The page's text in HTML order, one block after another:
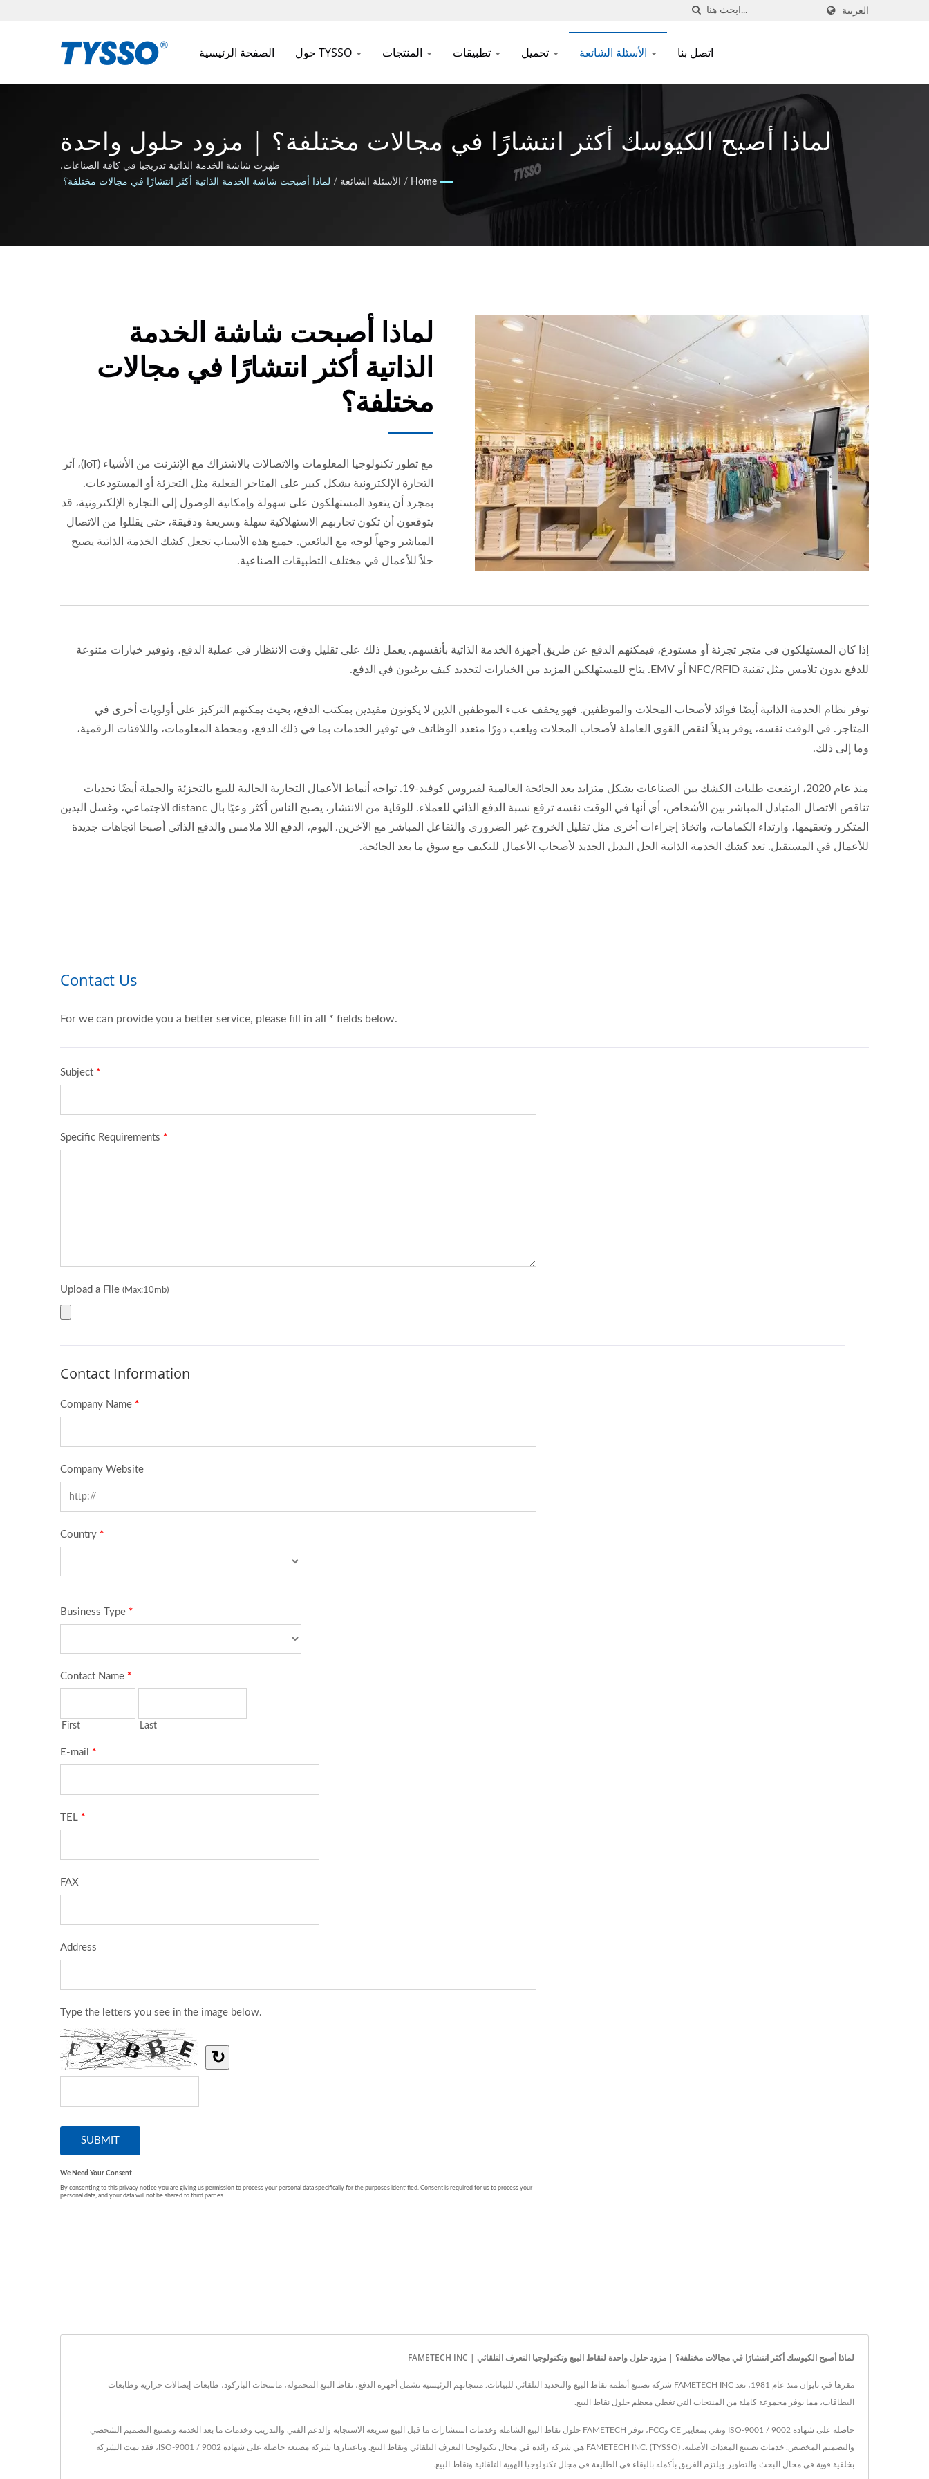
العربية
الصفحة الرئيسية حول TYSSO اتصل بنا
لماذا أصبح الكيوسك أكثر انتشارًا في مجالات مختلفة؟ | مزود حلول واحدة
لنقاط البيع وتكنولوجيا التعرف التلقائي | FAMETECH INCظهرت شاشة الخدمة الذاتية تدريجيا في كافة الصناعات.
Home
/ الأسئلة الشائعة / لماذا أصبحت شاشة الخدمة الذاتية أكثر انتشارًا في مجالات مختلفة؟
لماذا أصبحت شاشة الخدمة
الذاتية أكثر انتشارًا في مجالات
مختلفة؟
مع تطور تكنولوجيا المعلومات والاتصالات بالاشتراك مع الإنترنت من الأشياء (IoT)، أثر
التجارة الإلكترونية بشكل كبير على المتاجر الفعلية مثل التجزئة أو المستودعات.
بمجرد أن يتعود المستهلكون على سهولة وإمكانية الوصول إلى التجارة الإلكترونية، قد
يتوقعون أن تكون تجاربهم الاستهلاكية سهلة وسريعة ودقيقة، حتى يقللوا من الاتصال
المباشر وجهاً لوجه مع البائعين. جميع هذه الأسباب تجعل كشك الخدمة الذاتية يصبح
حلاً للأعمال في مختلف التطبيقات الصناعية.
إذا كان المستهلكون في متجر تجزئة أو مستودع، فيمكنهم الدفع عن طريق أجهزة الخدمة الذاتية بأنفسهم. يعمل ذلك على تقليل وقت الانتظار في عملية الدفع، وتوفير خيارات متنوعة
للدفع بدون تلامس مثل تقنية NFC/RFID أو EMV. يتاح للمستهلكين المزيد من الخيارات لتحديد كيف يرغبون في الدفع.
توفر نظام الخدمة الذاتية أيضًا فوائد لأصحاب المحلات والموظفين. فهو يخفف عبء الموظفين الذين لا يكونون مقيدين بمكتب الدفع، بحيث يمكنهم التركيز على أولويات أخرى في
المتاجر. في الوقت نفسه، يوفر بديلاً لنقص القوى العاملة لأصحاب المحلات ويلعب دورًا متعدد الوظائف في توفير الخدمات بما في ذلك الدفع، ومحطة المعلومات، واللافتات الرقمية،
وما إلى ذلك.
منذ عام 2020، ارتفعت طلبات الكشك بين الصناعات بشكل متزايد بعد الجائحة العالمية لفيروس كوفيد-19. تواجه أنماط الأعمال التجارية الحالية للبيع بالتجزئة والجملة أيضًا تحديات
تناقص الاتصال المتبادل المباشر بين الأشخاص، أي أنها في الوقت نفسه ترفع نسبة الدفع الذاتي للعملاء. للوقاية من الانتشار، يصبح الناس أكثر وعيًا بال distanc الاجتماعي، وغسل اليدين
المتكرر وتعقيمها، وارتداء الكمامات، واتخاذ إجراءات أخرى مثل تقليل الخروج غير الضروري والتفاعل المباشر مع الآخرين. اليوم، الدفع اللا ملامس والدفع الذاتي أصبحا اتجاهات جديدة
للأعمال في المستقبل. تعد كشك الخدمة الذاتية الحل البديل الجديد لأصحاب الأعمال للتكيف مع سوق ما بعد الجائحة.
لماذا أصبح الكيوسك أكثر انتشارًا في مجالات مختلفة؟ | مزود حلول واحدة لنقاط البيع وتكنولوجيا التعرف التلقائي | FAMETECH INC
مقرها في تايوان منذ عام 1981، تعد FAMETECH INC شركة تصنيع أنظمة نقاط البيع والتحديد التلقائي للبيانات. منتجاتهم الرئيسية تشمل أجهزة الدفع، نقاط البيع المحمولة، ماسحات الباركود، طابعات إيصالات حرارية وطابعات
البطاقات، مما يوفر مجموعة كاملة من المنتجات التي تغطي معظم حلول نقاط البيع.
حاصلة على شهادة ISO-9001 / 9002 وتفي بمعايير CE وFCC، توفر FAMETECH حلول نقاط البيع الشاملة وخدمات استشارات ما قبل البيع سريعة الاستجابة والدعم الفني والتدريب وخدمات ما بعد الخدمة وتصنيع التصميم الشخصي
والتصميم المخصص. خدمات تصنيع المعدات الأصلية. FAMETECH INC. (TYSSO) هي شركة رائدة في مجال تكنولوجيا التعرف التلقائي ونقاط البيع. وباعتبارها شركة مصنعة حاصلة على شهادة ISO-9001 / 9002، فقد نمت الشركة
بخلفية قوية في مجال البحث والتطوير ويلتزم الفريق بأكمله بالبقاء في الطليعة في مجال تكنولوجيا الهوية التلقائية ونقاط البيع.